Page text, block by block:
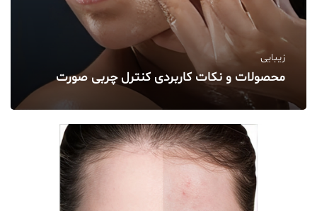
زیبایی
محصولات و نکات کاربردی کنترل چربی صورت